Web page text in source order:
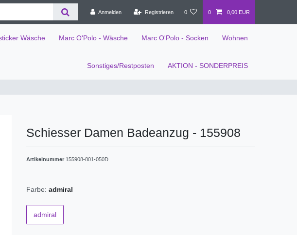
Anmelden Registrieren 0 0 0,00 EUR
Wäsche Marc O'Polo - Wäsche Marc O'Polo - Socken Wohnen
Sonstiges/Restposten AKTION - SONDERPREIS
Schiesser Damen Badeanzug - 155908
Artikelnummer 155908-801-050D
Farbe: admiral
admiral